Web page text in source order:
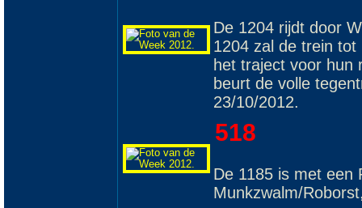
De 1204 rijdt door
1204 zal de trein
het traject voor hun
beurt de volle
23/10/2012.
518
De 1185 is met een
Munkzwalm/